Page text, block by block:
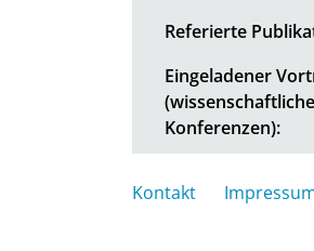
Referierte
Eingeladener
(wissenschaftliche
Konferenzen):
Kontakt